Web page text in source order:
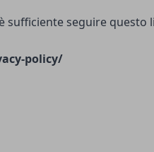
sufficiente seguire questo
policy/